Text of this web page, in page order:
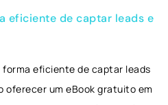
eficiente de captar leads e
forma eficiente de captar leads
oferecer um eBook gratuito em